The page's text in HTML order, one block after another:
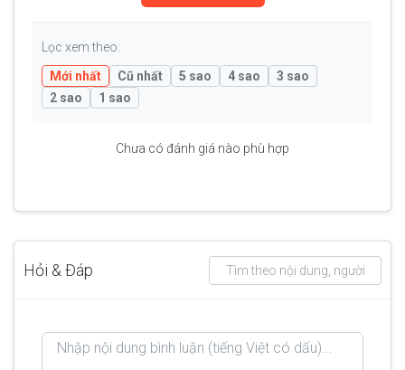
Lọc xem theo:
Mới nhất
Cũ nhất 5 sao 4 sao
3 sao
2 sao
1 sao
Chưa có đánh giá nào phù hợp
Hỏi & Đáp